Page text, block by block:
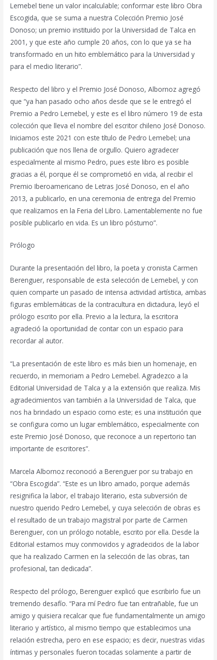
Lemebel tiene un valor incalculable; conformar este libro Obra
Escogida, que se suma a nuestra Colección Premio José
Donoso; un premio instituido por la Universidad de Talca en
2001, y que este año cumple 20 años, con lo que ya se ha
transformado en un hito emblemático para la Universidad y
para el medio literario”.
Respecto del libro y el Premio José Donoso, Albornoz agregó
que “ya han pasado ocho años desde que se le entregó el
Premio a Pedro Lemebel, y este es el libro número 19 de esta
colección que lleva el nombre del escritor chileno José Donoso.
Iniciamos este 2021 con este título de Pedro Lemebel; una
publicación que nos llena de orgullo. Quiero agradecer
especialmente al mismo Pedro, pues este libro es posible
gracias a él, porque él se comprometió en vida, al recibir el
Premio Iberoamericano de Letras José Donoso, en el año
2013, a publicarlo, en una ceremonia de entrega del Premio
que realizamos en la Feria del Libro. Lamentablemente no fue
posible publicarlo en vida. Es un libro póstumo”.
Prólogo
Durante la presentación del libro, la poeta y cronista Carmen
Berenguer, responsable de esta selección de Lemebel, y con
quien comparte un pasado de intensa actividad artística, ambas
figuras emblemáticas de la contracultura en dictadura, leyó el
prólogo escrito por ella. Previo a la lectura, la escritora
agradeció la oportunidad de contar con un espacio para
recordar al autor.
“La presentación de este libro es más bien un homenaje, en
recuerdo, in memoriam a Pedro Lemebel. Agradezco a la
Editorial Universidad de Talca y a la extensión que realiza. Mis
agradecimientos van también a la Universidad de Talca, que
nos ha brindado un espacio como este; es una institución que
se configura como un lugar emblemático, especialmente con
este Premio José Donoso, que reconoce a un repertorio tan
importante de escritores”.
Marcela Albornoz reconoció a Berenguer por su trabajo en
“Obra Escogida”. “Este es un libro amado, porque además
resignifica la labor, el trabajo literario, esta subversión de
nuestro querido Pedro Lemebel, y cuya selección de obras es
el resultado de un trabajo magistral por parte de Carmen
Berenguer, con un prólogo notable, escrito por ella. Desde la
Editorial estamos muy conmovidos y agradecidos de la labor
que ha realizado Carmen en la selección de las obras, tan
profesional, tan dedicada”.
Respecto del prólogo, Berenguer explicó que escribirlo fue un
tremendo desafío. “Para mí Pedro fue tan entrañable, fue un
amigo y quisiera recalcar que fue fundamentalmente un amigo
literario y artístico, al mismo tiempo que establecimos una
relación estrecha, pero en ese espacio; es decir, nuestras vidas
íntimas y personales fueron tocadas solamente a partir de